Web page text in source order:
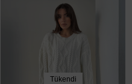
Tükendi